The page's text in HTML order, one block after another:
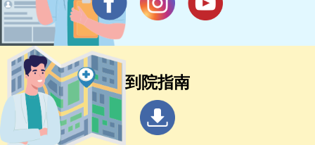
到院指南